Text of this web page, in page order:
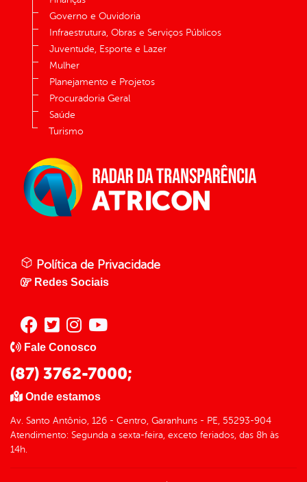
Governo e Ouvidoria
Infraestrutura, Obras e Serviços Públicos
Juventude, Esporte e Lazer
Mulher
Planejamento e Projetos
Procuradoria Geral
Saúde
Turismo
Política de Privacidade
Redes Sociais
Fale Conosco
(87) 3762-7000;
Onde estamos
Av. Santo Antônio, 126 - Centro, Garanhuns - PE, 55293-904
Atendimento: Segunda a sexta-feira, exceto feriados, das 8h às
14h.